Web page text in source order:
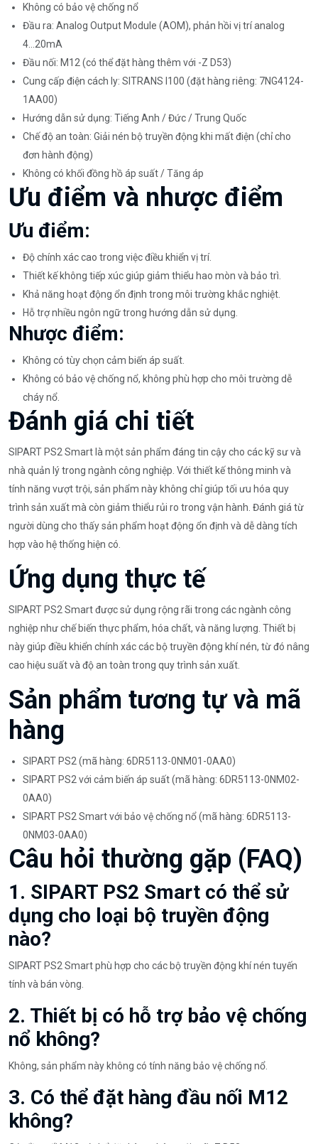
Không có bảo vệ chống nổ
Đầu ra: Analog Output Module (AOM), phản hồi vị trí analog
4...20mA
Đầu nối: M12 (có thể đặt hàng thêm với -Z D53)
Cung cấp điện cách ly: SITRANS I100 (đặt hàng riêng: 7NG4124-
1AA00)
Hướng dẫn sử dụng: Tiếng Anh / Đức / Trung Quốc
Chế độ an toàn: Giải nén bộ truyền động khi mất điện (chỉ cho
đơn hành động)
Không có khối đồng hồ áp suất / Tăng áp
Ưu điểm và nhược điểm
Ưu điểm:
Độ chính xác cao trong việc điều khiển vị trí.
Thiết kế không tiếp xúc giúp giảm thiểu hao mòn và bảo trì.
Khả năng hoạt động ổn định trong môi trường khắc nghiệt.
Hỗ trợ nhiều ngôn ngữ trong hướng dẫn sử dụng.
Nhược điểm:
Không có tùy chọn cảm biến áp suất.
Không có bảo vệ chống nổ, không phù hợp cho môi trường dễ
cháy nổ.
Đánh giá chi tiết
SIPART PS2 Smart là một sản phẩm đáng tin cậy cho các kỹ sư và
nhà quản lý trong ngành công nghiệp. Với thiết kế thông minh và
tính năng vượt trội, sản phẩm này không chỉ giúp tối ưu hóa quy
trình sản xuất mà còn giảm thiểu rủi ro trong vận hành. Đánh giá từ
người dùng cho thấy sản phẩm hoạt động ổn định và dễ dàng tích
hợp vào hệ thống hiện có.
Ứng dụng thực tế
SIPART PS2 Smart được sử dụng rộng rãi trong các ngành công
nghiệp như chế biến thực phẩm, hóa chất, và năng lượng. Thiết bị
này giúp điều khiển chính xác các bộ truyền động khí nén, từ đó nâng
cao hiệu suất và độ an toàn trong quy trình sản xuất.
Sản phẩm tương tự và mã
hàng
SIPART PS2 (mã hàng: 6DR5113-0NM01-0AA0)
SIPART PS2 với cảm biến áp suất (mã hàng: 6DR5113-0NM02-
0AA0)
SIPART PS2 Smart với bảo vệ chống nổ (mã hàng: 6DR5113-
0NM03-0AA0)
Câu hỏi thường gặp (FAQ)
1. SIPART PS2 Smart có thể sử
dụng cho loại bộ truyền động
nào?
SIPART PS2 Smart phù hợp cho các bộ truyền động khí nén tuyến
tính và bán vòng.
2. Thiết bị có hỗ trợ bảo vệ chống
nổ không?
Không, sản phẩm này không có tính năng bảo vệ chống nổ.
3. Có thể đặt hàng đầu nối M12
không?